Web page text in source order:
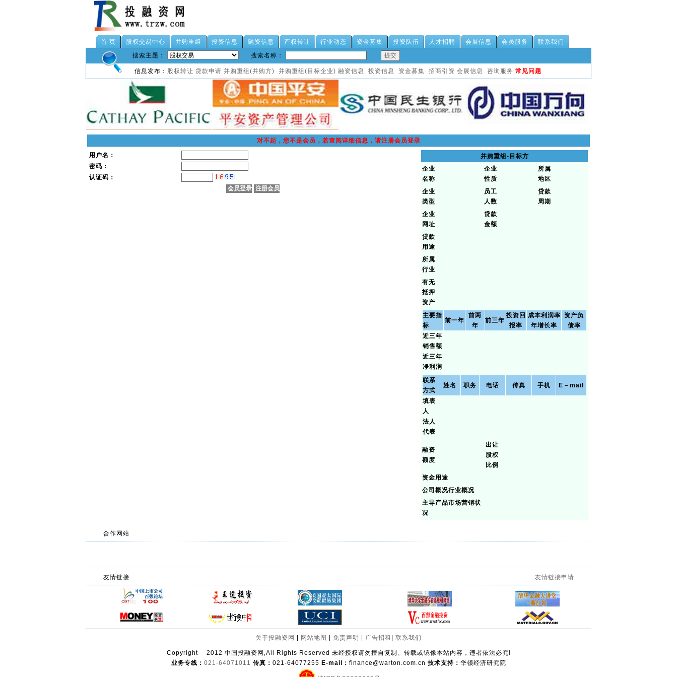
首 页 股权交易中心 并购重组 投资信息 融资信息 产权转让 行业动态 资金募集 投资队伍 人才招聘 会展信息 会员服务
联系我们
搜索主题：
搜索名称：
信息发布： 股权转让 贷款申请 并购重组(并购方) 并购重组(目标企业) 融资信息 投资信息 资金募集 招商引资 会展信息 咨询服务 常见问题
对不起，您不是会员，若查阅详细信息，请注册会员登录
用户名：
密码：
认证码：
并购重组-目标方
企业
名称
企业
性质
所属
地区
企业
类型
员工
人数
贷款
周期
企业
网址
贷款
金额
贷款
用途
所属
行业
有无
抵押
资产
主要指
标
前一年
前两
年
前三年
投资回
报率
成本利润率
年增长率
资产负
债率
近三年
销售额
近三年
净利润
联系
方式
姓名 职务 电话 传真 手机 E－mail
填表
人
法人
代表
融资
额度
出让
股权
比例
资金用途
公司概况行业概况
主导产品市场营销状
况
合作网站
友情链接 友情链接申请
关于投融资网 网站地图 免责声明 广告招租 联系我们
Copyright
2012 中国投融资网,All Rights Reserved 未经授权请勿擅自复制、转载或镜像本站内容，违者依法必究!
业务专线： 021-64071011 传真： 021-64077255 E-mail： finance@warton.com.cn 技术支持： 华顿经济研究院